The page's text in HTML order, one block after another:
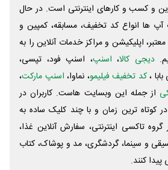
و کسب و‌ کارهای اینترنتی است. در حال
ها انواع کد تخفیف، مسابقه، کمپین و
اپلیکیشن و مراکز خدمات آنلاین را به
دیجی کالا، اسنپ، اسنپ فود، تپسی،
،کد تخفیف فیلیمو، نماوا، اسنپ مارکت،
از جمله این وبسایت ‌هاست. کاربران در
کوتاه ترین زمان و با چند کلیک ساده به
تاکسی اینترنتی، سفارش آنلاین غذا،
و سینما، گردشگری، مد و پوشاک، کتاب
کنند.